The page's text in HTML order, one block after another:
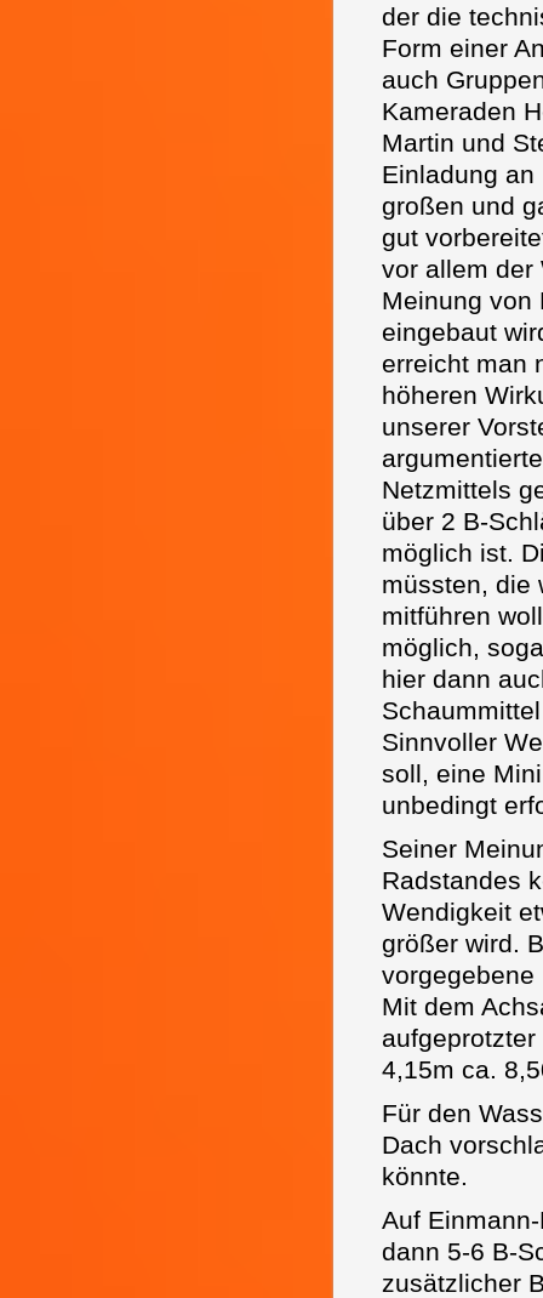
der die
Form einer
auch
Kameraden
Martin und
Einladung
großen und
gut
vor allem der
Meinung von
eingebaut
erreicht man
höheren
unserer
Netzmittels
über 2 B-
möglich ist.
müssten, die
mitführen
möglich,
hier dann
Sinnvoller
soll, eine
unbedingt
Seiner
Radstandes
Wendigkeit
größer wird.
vorgegebene
Mit dem
4,15m ca.
Für den
Dach
könnte.
Auf
dann 5-6 B-
zusätzlicher